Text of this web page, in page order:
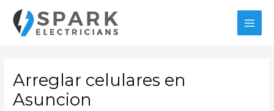
contenido
Arreglar celulares en
Asuncion